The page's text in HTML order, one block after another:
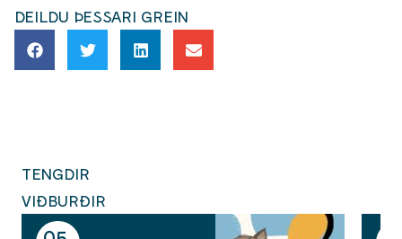
DEILDU ÞESSARI GREIN
TENGDIR
VIÐBURÐIR